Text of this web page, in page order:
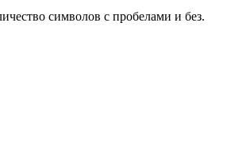
символов с пробелами и без.